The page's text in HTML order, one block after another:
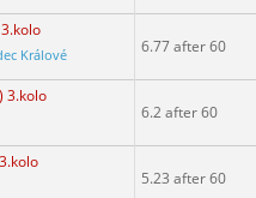
Králové 6.77 after 60
3.kolo
6.2 after 60
5.23 after 60